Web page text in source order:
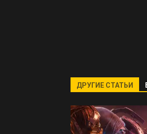
ДРУГИЕ СТАТЬИ